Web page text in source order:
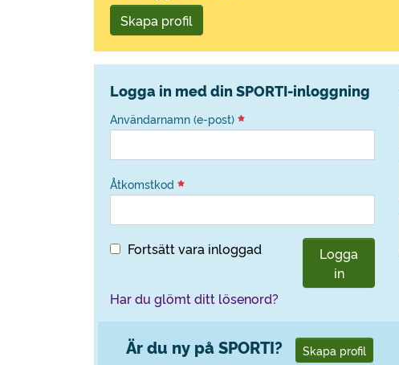
Skapa profil
Logga in med din SPORTI-inloggning
Användarnamn (e-post)
Åtkomstkod
Fortsätt vara inloggad
Logga
in
Har du glömt ditt lösenord?
Är du ny på SPORTI? Skapa profil